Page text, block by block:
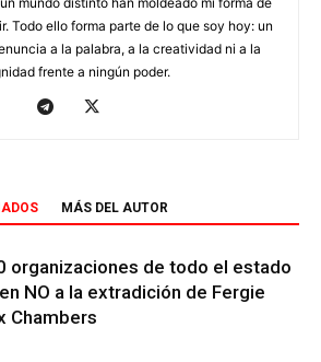
Todo ello forma parte de lo que soy hoy: un
a la palabra, a la creatividad ni a la
frente a ningún poder.
MÁS DEL AUTOR
organizaciones de todo el estado
NO a la extradición de Fergie
Chambers